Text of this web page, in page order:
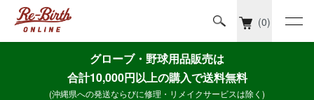
(0)
グローブ・野球用品販売は
合計10,000円以上の購入で送料無料
(沖縄県への発送ならびに修理・リメイクサービスは除く)